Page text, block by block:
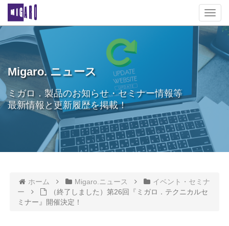
T
o
g
g
l
e
t
i
Migaro. ニュース
ミガロ．製品のお知らせ・セミナー情報等
最新情報と更新履歴を掲載！
ホーム Migaro.ニュース
イベント・セミナ
ー
（終了しました）第26回『ミガロ．テクニカルセ
ミナー』開催決定！